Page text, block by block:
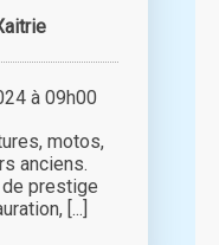
à 09h00
motos,
anciens.
prestige
[...]